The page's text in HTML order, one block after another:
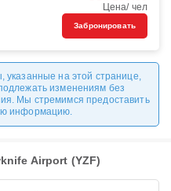
Цена/ чел
Забронировать
указанные на этой странице,
изменениям без
Мы стремимся предоставить
информацию.
Airport (YZF)